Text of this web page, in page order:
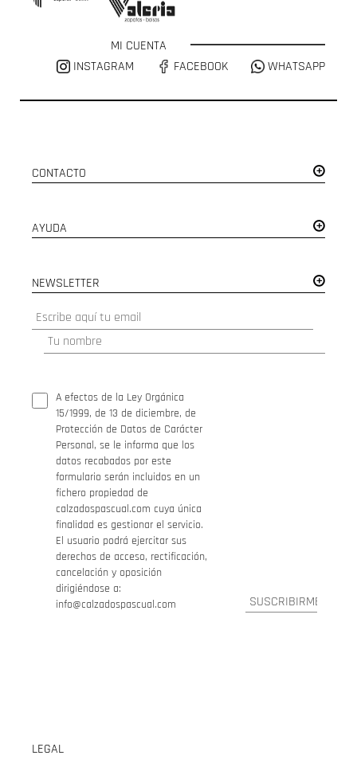
MI CUENTA
INSTAGRAM
FACEBOOK WHATSAPP
CONTACTO
AYUDA
NEWSLETTER
A efectos de la Ley Orgánica
15/1999, de 13 de diciembre, de
Protección de Datos de Carácter
Personal, se le informa que los
datos recabados por este
formulario serán incluidos en un
fichero propiedad de
calzadospascual.com cuya única
finalidad es gestionar el servicio.
El usuario podrá ejercitar sus
derechos de acceso, rectificación,
cancelación y oposición
dirigiéndose a:
info@calzadospascual.com
LEGAL